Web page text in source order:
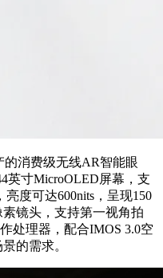
消费级无线AR智能眼
英寸MicroOLED屏幕，支
度可达600nits，呈现150
镜头，支持第一视角拍
处理器，配合IMOS 3.0空
的需求。